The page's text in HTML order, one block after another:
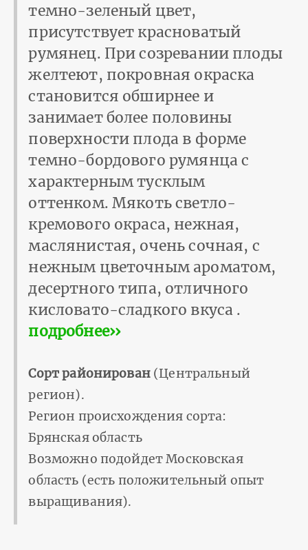
темно-зеленый цвет,
присутствует красноватый
румянец. При созревании плоды
желтеют, покровная окраска
становится обширнее и
занимает более половины
поверхности плода в форме
темно-бордового румянца с
характерным тусклым
оттенком. Мякоть светло-
кремового окраса, нежная,
маслянистая, очень сочная, с
нежным цветочным ароматом,
десертного типа, отличного
кисловато-сладкого вкуса .
подробнее››
Сорт районирован(Центральный
регион).
Регион происхождения сорта:
Брянская область
Возможно подойдет Московская
область (есть положительный опыт
выращивания).